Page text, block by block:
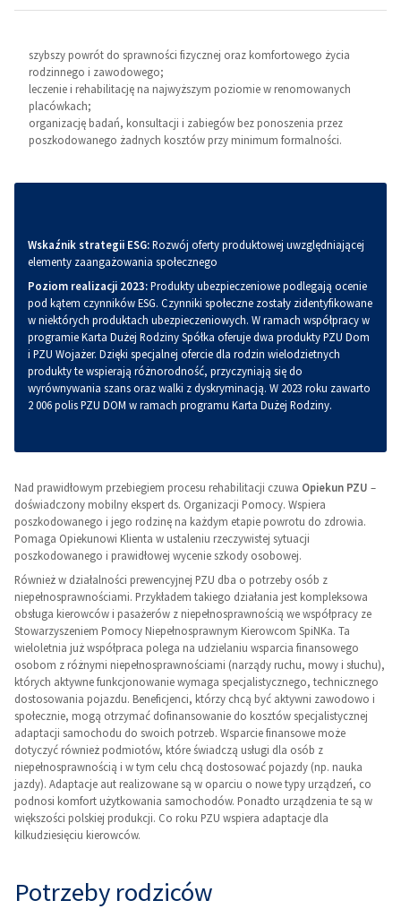
szybszy powrót do sprawności fizycznej oraz komfortowego życia
rodzinnego i zawodowego;
leczenie i rehabilitację na najwyższym poziomie w renomowanych
placówkach;
organizację badań, konsultacji i zabiegów bez ponoszenia przez
poszkodowanego żadnych kosztów przy minimum formalności.
Wskaźnik strategii ESG:Rozwój oferty produktowej uwzględniającej
elementy zaangażowania społecznego
Poziom realizacji 2023:Produkty ubezpieczeniowe podlegają ocenie
pod kątem czynników ESG. Czynniki społeczne zostały zidentyfikowane
w niektórych produktach ubezpieczeniowych. W ramach współpracy w
programie Karta Dużej Rodziny Spółka oferuje dwa produkty PZU Dom
i PZU Wojażer. Dzięki specjalnej ofercie dla rodzin wielodzietnych
produkty te wspierają różnorodność, przyczyniają się do
wyrównywania szans oraz walki z dyskryminacją. W 2023 roku zawarto
2 006 polis PZU DOM w ramach programu Karta Dużej Rodziny.
Nad prawidłowym przebiegiem procesu rehabilitacji czuwa Opiekun PZU –
doświadczony mobilny ekspert ds. Organizacji Pomocy. Wspiera
poszkodowanego i jego rodzinę na każdym etapie powrotu do zdrowia.
Pomaga Opiekunowi Klienta w ustaleniu rzeczywistej sytuacji
poszkodowanego i prawidłowej wycenie szkody osobowej.
Również w działalności prewencyjnej PZU dba o potrzeby osób z
niepełnosprawnościami. Przykładem takiego działania jest kompleksowa
obsługa kierowców i pasażerów z niepełnosprawnością we współpracy ze
Stowarzyszeniem Pomocy Niepełnosprawnym Kierowcom SpiNKa. Ta
wieloletnia już współpraca polega na udzielaniu wsparcia finansowego
osobom z różnymi niepełnosprawnościami (narządy ruchu, mowy i słuchu),
których aktywne funkcjonowanie wymaga specjalistycznego, technicznego
dostosowania pojazdu. Beneficjenci, którzy chcą być aktywni zawodowo i
społecznie, mogą otrzymać dofinansowanie do kosztów specjalistycznej
adaptacji samochodu do swoich potrzeb. Wsparcie finansowe może
dotyczyć również podmiotów, które świadczą usługi dla osób z
niepełnosprawnością i w tym celu chcą dostosować pojazdy (np. nauka
jazdy). Adaptacje aut realizowane są w oparciu o nowe typy urządzeń, co
podnosi komfort użytkowania samochodów. Ponadto urządzenia te są w
większości polskiej produkcji. Co roku PZU wspiera adaptacje dla
kilkudziesięciu kierowców.
Potrzeby rodziców